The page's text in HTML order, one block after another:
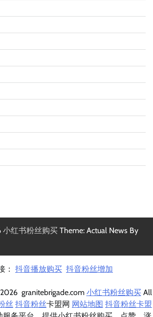
小红书粉丝购买 Theme: Actual News By
： 抖音播放购买 抖音粉丝增加
granitebrigade.com 小红书粉丝购买All
丝 抖音粉丝卡盟网 网站地图 抖音粉丝卡盟